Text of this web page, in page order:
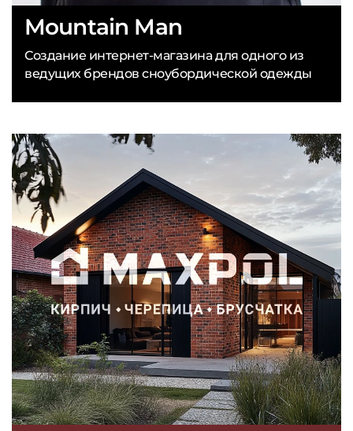
Mountain Man
Создание интернет-магазина для одного из
ведущих брендов сноубордической одежды